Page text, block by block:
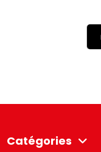
Catégories